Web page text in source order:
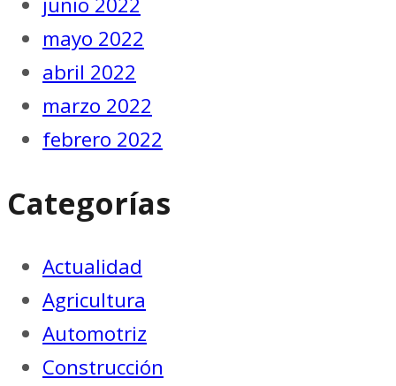
mayo 2022
abril 2022
marzo 2022
febrero 2022
Categorías
Actualidad
Agricultura
Automotriz
Construcción